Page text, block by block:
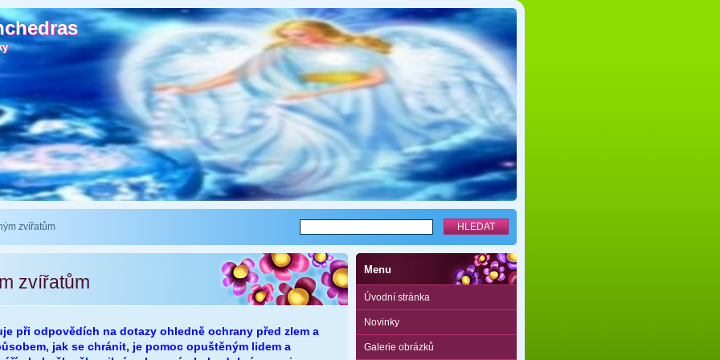
zvířatům
zvířatům
při odpovědích na dotazy ohledně ochrany před zlem a
jak se chránit, je pomoc opuštěným lidem a
Menu
Úvodní stránka
Novinky
Galerie obrázků